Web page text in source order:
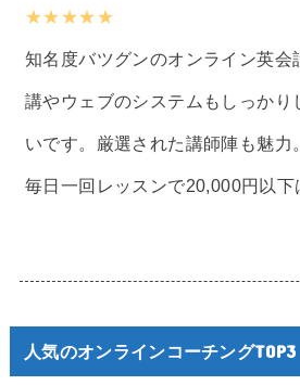
★★★★★
知名度バツグンのオンライン英会
講やウェブのシステムもしっかり
いです。厳選された講師陣も魅力
毎日一回レッスンで20,000円以下
人気のオンラインコーチングTOP3